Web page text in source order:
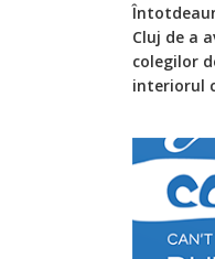
Cluj de a
colegilor
interiorul